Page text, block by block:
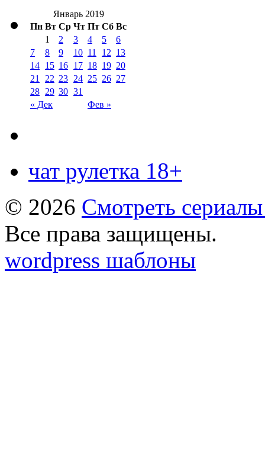
Январь 2019
Пн Вт Ср Чт Пт Сб Вс
« Дек Фев »
1 2 3 4 5
6
7
8 9 10 11 12 13
14 15 16 17 18 19 20
21
22 23 24 25 26 27
28 29 30 31
чат рулетка 18+
© 2026 Смотреть
Все права защищены.
wordpress шаблоны